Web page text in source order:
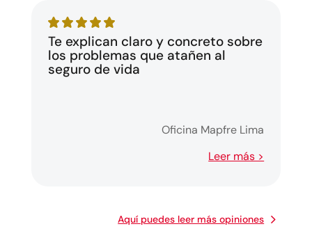
Te explican claro y concreto sobre
los problemas que atañen al
seguro de vida
Oficina Mapfre Lima
Leer más >
Aquí puedes leer más opiniones